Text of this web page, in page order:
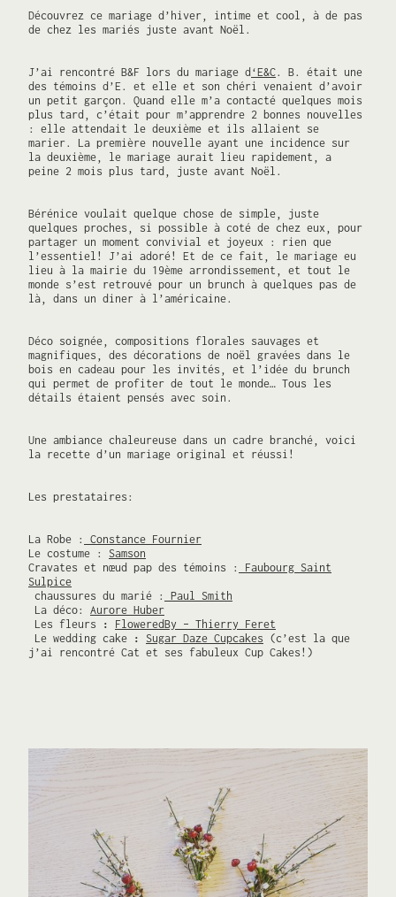
Découvrez ce mariage d’hiver, intime et cool, à de pas
de chez les mariés juste avant Noël.
J’ai rencontré B&F lors du mariage d ‘E&C. B. était une
des témoins d’E. et elle et son chéri venaient d’avoir
un petit garçon. Quand elle m’a contacté quelques mois
plus tard, c’était pour m’apprendre 2 bonnes nouvelles
: elle attendait le deuxième et ils allaient se
marier. La première nouvelle ayant une incidence sur
la deuxième, le mariage aurait lieu rapidement, a
peine 2 mois plus tard, juste avant Noël.
Bérénice voulait quelque chose de simple, juste
quelques proches, si possible à coté de chez eux, pour
partager un moment convivial et joyeux : rien que
l’essentiel! J’ai adoré! Et de ce fait, le mariage eu
lieu à la mairie du 19ème arrondissement, et tout le
monde s’est retrouvé pour un brunch à quelques pas de
là, dans un diner à l’américaine.
Déco soignée, compositions florales sauvages et
magnifiques, des décorations de noël gravées dans le
bois en cadeau pour les invités, et l’idée du brunch
qui permet de profiter de tout le monde… Tous les
détails étaient pensés avec soin.
Une ambiance chaleureuse dans un cadre branché, voici
la recette d’un mariage original et réussi!
Les prestataires:
La Robe :
Constance Fournier
Le costume : Samson
Cravates et nœud pap des témoins :
Faubourg Saint
Sulpice
chaussures du marié :
Paul Smith
La déco: Aurore Huber
Les fleurs : FloweredBy – Thierry Feret
Le wedding cake : Sugar Daze Cupcakes (c’est la que
j’ai rencontré Cat et ses fabuleux Cup Cakes!)